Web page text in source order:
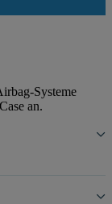
Systeme
an.